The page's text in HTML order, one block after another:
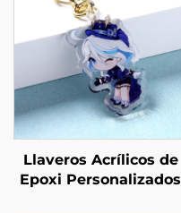
Llaveros Acrílicos de
Epoxi Personalizados